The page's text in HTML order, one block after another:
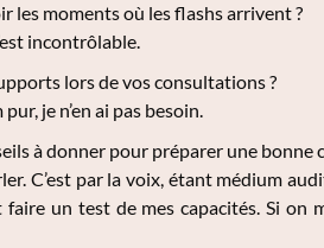
les moments où les flashs arrivent ?
incontrôlable.
lors de vos consultations ?
je n’en ai pas besoin.
à donner pour préparer une bonne
C’est par la voix, étant médium
un test de mes capacités. Si on